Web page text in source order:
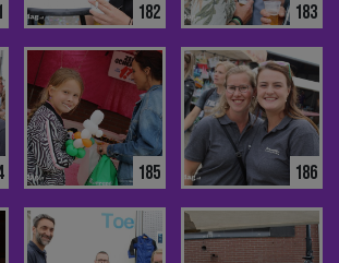
182 183
185 186